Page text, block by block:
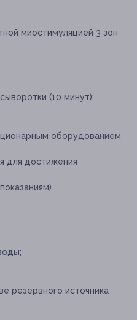
миостимуляцией 3 зон
(10 минут);
оборудованием
для достижения
резервного источника